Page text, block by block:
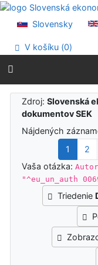
Prejsť na obsah
Prehlásenie o
Slovensky
V košíku (0)
Zdroj:Slovenská
dokumentov SEK
Nájdených
1
2
Vaša otázka:
"^eu_un_auth
Triedenie